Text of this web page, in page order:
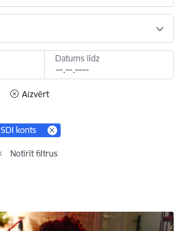
Datums līdz
Aizvērt
SDI konts
Notīrīt filtrus